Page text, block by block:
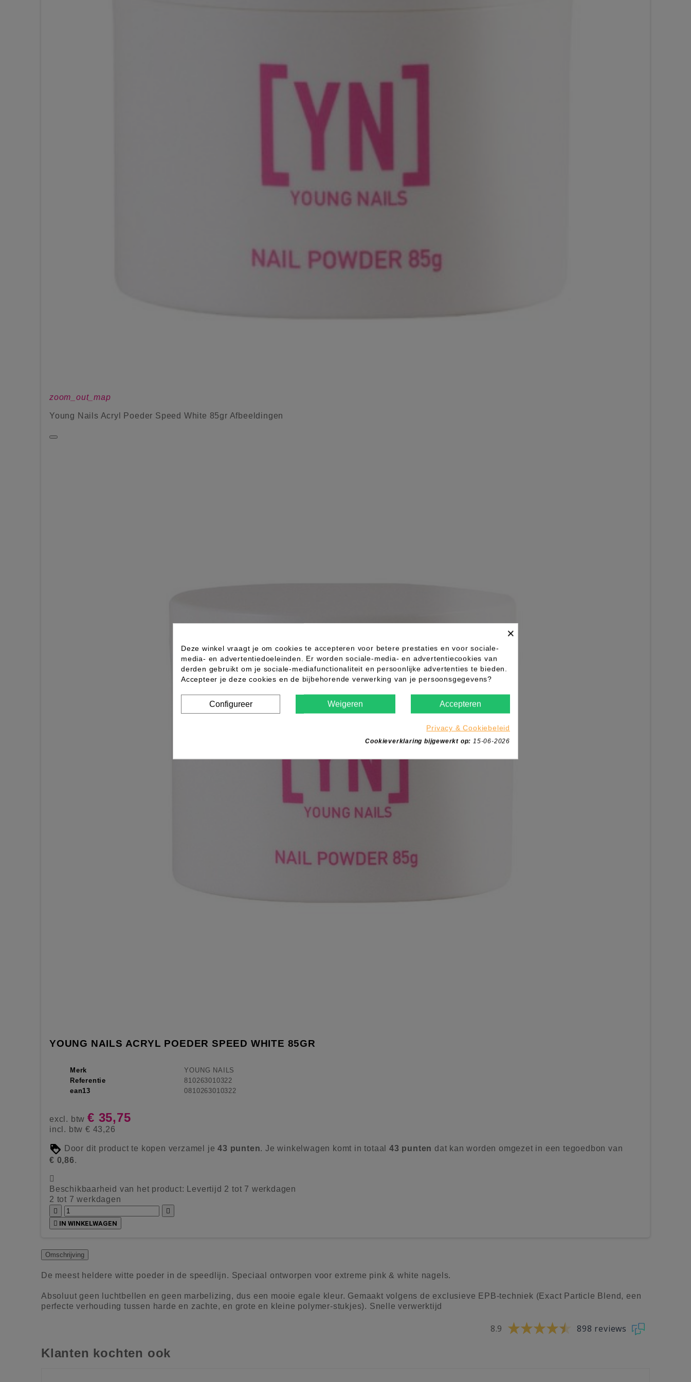
zoom_out_map
Young Nails Acryl Poeder Speed White 85gr Afbeeldingen
YOUNG NAILS ACRYL POEDER SPEED WHITE 85GR
Merk
YOUNG NAILS
Referentie
810263010322
ean13
0810263010322
excl. btw € 35,75
incl. btw € 43,26
Door dit product te kopen verzamel je43 punten. Je winkelwagen komt in totaal43 punten dat kan worden omgezet in een tegoedbon van
€ 0,86.

Beschikbaarheid van het product:
Levertijd 2 tot 7 werkdagen
2 tot 7 werkdagen


 IN WINKELWAGEN
Omschrijving
De meest heldere witte poeder in de speedlijn. Speciaal ontworpen voor extreme pink & white nagels.
Absoluut geen luchtbellen en geen marbelizing, dus een mooie egale kleur. Gemaakt volgens de exclusieve EPB-techniek (Exact Particle Blend, een
perfecte verhouding tussen harde en zachte, en grote en kleine polymer-stukjes). Snelle verwerktijd
8.9 898 reviews
Klanten kochten ook
×
Deze winkel vraagt je om cookies te accepteren voor betere prestaties en voor sociale-
media- en advertentiedoeleinden. Er worden sociale-media- en advertentiecookies van
derden gebruikt om je sociale-mediafunctionaliteit en persoonlijke advertenties te bieden.
Accepteer je deze cookies en de bijbehorende verwerking van je persoonsgegevens?
Configureer Weigeren Accepteren
Privacy & Cookiebeleid
Cookieverklaring bijgewerkt op: 15-06-2026